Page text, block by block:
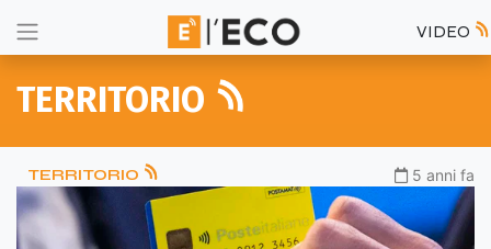
VIDEO
TERRITORIO
TERRITORIO 5 anni fa